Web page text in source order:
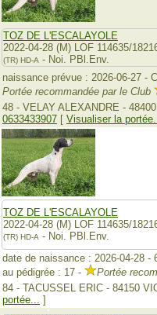
TOZ DE L'ESCALAYOLE
2022-04-28 (M) LOF 114635/
(TR) HD-A - Noi. PBl.Env.
naissance prévue : 2026-06-27 -
Portée recommandée par le Club
48 - VELAY ALEXANDRE -
0633433907 [ Visualiser la
TOZ DE L'ESCALAYOLE
2022-04-28 (M) LOF 114635/
(TR) HD-A - Noi. PBl.Env.
date de naissance : 2026-04-28
au pédigrée : 17 -
Portée
84 - TACUSSEL ERIC - 84150
portée... ]